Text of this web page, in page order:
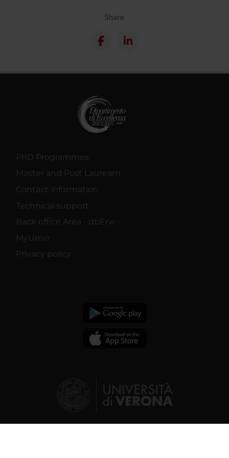
Share
PhD Programmes
Master and Post Lauream
Contact information
Technical support
Back office Area - dbErw
MyUnivr
Privacy policy